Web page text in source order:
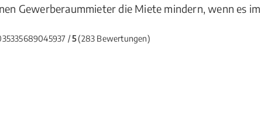
Gewerberaummieter die Miete mindern, wenn es
/5(283 Bewertungen)